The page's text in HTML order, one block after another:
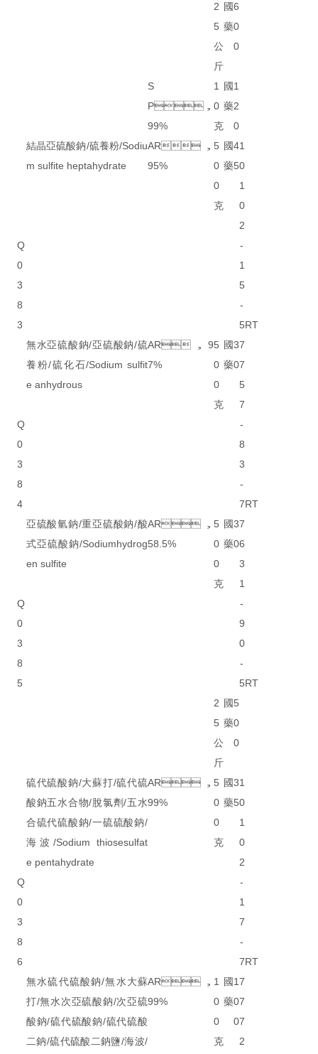
2
5
公
斤
國
藥
6
0
0
S
P，
99%
1
0
克
國
藥
1
2
0
Q
0
3
8
3
結晶亞硫酸鈉/硫養粉/Sodiu
m sulfite heptahydrate
AR，
95%
5
0
0
克
國
藥
4
5
1
0
1
0
2
-
1
5
-
5RT
Q
0
3
8
4
無水亞硫酸鈉/亞硫酸鈉/硫
養粉/硫化石/Sodium sulfit
e anhydrous
AR，9
7%
5
0
0
克
國
藥
3
0
7
7
5
7
-
8
3
-
7RT
Q
0
3
8
5
亞硫酸氫鈉/重亞硫酸鈉/酸
式亞硫酸鈉/Sodiumhydrog
en sulfite
AR，
58.5%
5
0
0
克
國
藥
3
0
7
6
3
1
-
9
0
-
5RT
2
5
公
斤
國
藥
5
0
0
Q
0
3
8
6
硫代硫酸鈉/大蘇打/硫代硫
酸鈉五水合物/脫氯劑/五水
合硫代硫酸鈉/一硫硫酸鈉/
海波/Sodium thiosesulfat
e pentahydrate
AR，
99%
5
0
0
克
國
藥
3
5
1
0
1
0
2
-
1
7
-
7RT
無水硫代硫酸鈉/無水大蘇
打/無水次亞硫酸鈉/次亞硫
酸鈉/硫代硫酸鈉/硫代硫酸
二鈉/硫代硫酸二鈉鹽/海波/
AR，
99%
1
0
0
克
國
藥
1
0
0
7
7
7
2